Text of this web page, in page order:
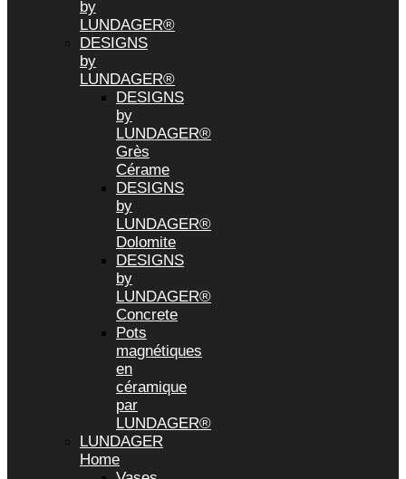
by
LUNDAGER®
DESIGNS
by
LUNDAGER®
DESIGNS
by
LUNDAGER®
Grès
Cérame
DESIGNS
by
LUNDAGER®
Dolomite
DESIGNS
by
LUNDAGER®
Concrete
Pots
magnétiques
en
céramique
par
LUNDAGER®
LUNDAGER
Home